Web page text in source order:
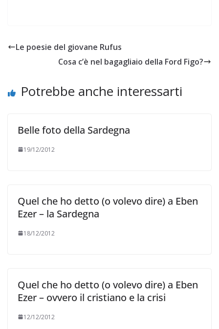
Le poesie del giovane Rufus
Cosa c’è nel bagagliaio della Ford Figo?
Potrebbe anche interessarti
Belle foto della Sardegna
19/12/2012
Quel che ho detto (o volevo dire) a Eben
Ezer – la Sardegna
18/12/2012
Quel che ho detto (o volevo dire) a Eben
Ezer – ovvero il cristiano e la crisi
12/12/2012